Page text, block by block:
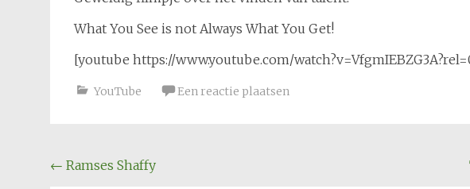
What You See is not Always What You Get!
[youtube https://www.youtube.com/
YouTube Een reactie plaatsen
Bericht
← Ramses Shaffy